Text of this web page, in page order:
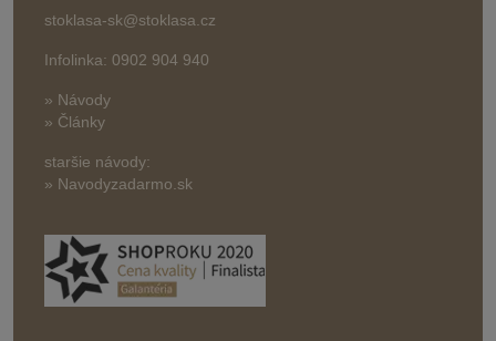
stoklasa-sk@stoklasa.cz
Infolinka: 0902 904 940
» Návody
» Články
staršie návody:
» Navodyzadarmo.sk